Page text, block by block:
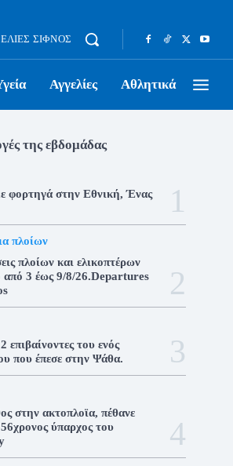
ΣΊΦΝΟΣ
Αγγελίες Αθλητικά
της εβδομάδας
φορτηγά στην Εθνική, Ένας
πλοίων
πλοίων και ελικοπτέρων
από 3 έως 9/8/26.Departures
επιβαίνοντες του ενός
που έπεσε στην Ψάθα.
στην ακτοπλοϊα, πέθανε
ύπαρχος του